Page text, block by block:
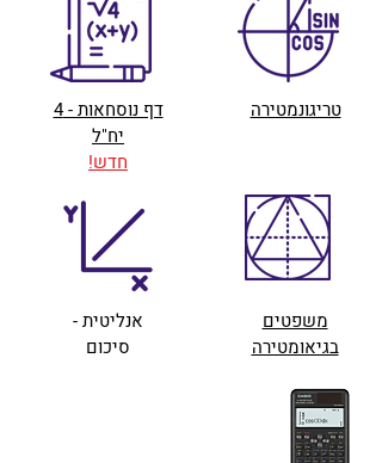
דף נוסחאות - 4
יח"ל
חדש!
טריגונמטירה
אנליטית -
סיכום
משפטים
בגיאומטירה